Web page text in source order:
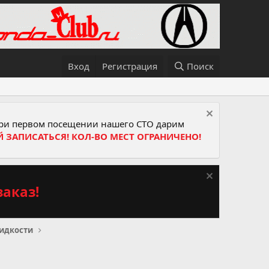
Вход Регистрация Поиск
первом посещении нашего СТО дарим
ЗАПИСАТЬСЯ! КОЛ-ВО МЕСТ ОГРАНИЧЕНО!